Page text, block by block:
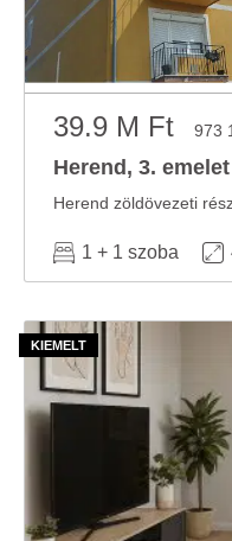
39.9 M Ft 973
Herend, 3.
1 + 1 szoba